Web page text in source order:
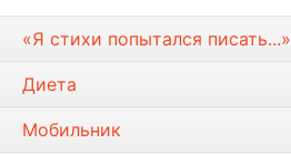
«Я стихи попытался писать...»
Диета
Мобильник